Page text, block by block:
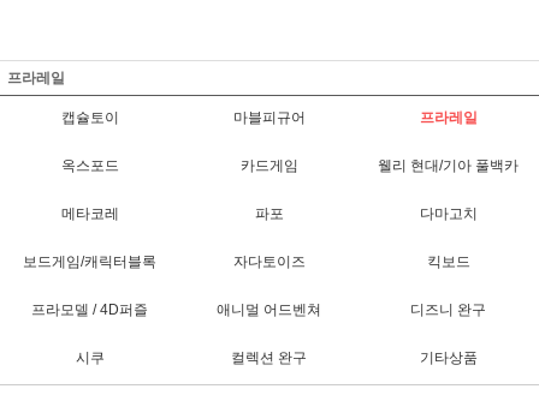
프라레일
캡슐토이 마블피규어 프라레일
옥스포드 카드게임 웰리 현대/기아 풀백카
메타코레 파포 다마고치
보드게임/캐릭터블록 자다토이즈 킥보드
프라모델 / 4D퍼즐 애니멀 어드벤쳐 디즈니 완구
시쿠 컬렉션 완구 기타상품